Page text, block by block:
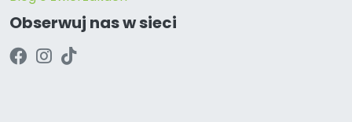
Obserwuj nas w sieci